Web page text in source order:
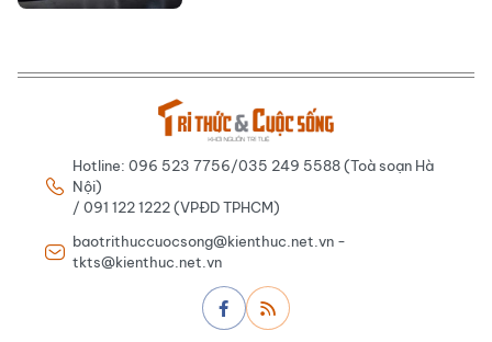
Hotline: 096 523 7756/035 249 5588 (Toà soạn Hà
Nội)
/ 091 122 1222 (VPĐD TPHCM)
baotrithuccuocsong@kienthuc.net.vn -
tkts@kienthuc.net.vn